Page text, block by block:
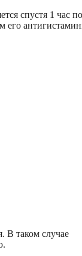
спустя 1 час
его
В таком случае